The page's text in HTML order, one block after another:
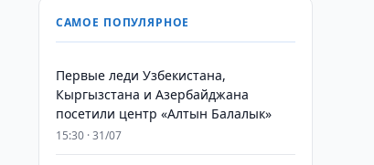
САМОЕ ПОПУЛЯРНОЕ
Первые леди Узбекистана,
Кыргызстана и Азербайджана
посетили центр «Алтын Балалык»
15:30 · 31/07